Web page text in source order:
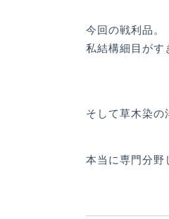
今回の戦利品。
私結構細目がす
そして草木染の
本当に専門分野